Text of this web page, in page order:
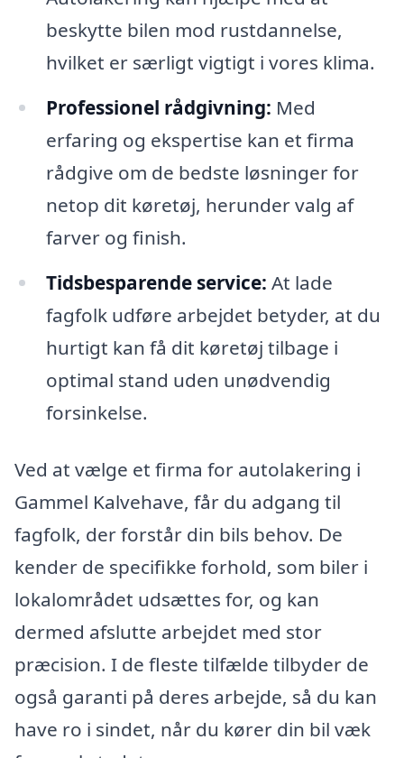
beskytte bilen mod rustdannelse,
hvilket er særligt vigtigt i vores klima.
Professionel rådgivning: Med
erfaring og ekspertise kan et firma
rådgive om de bedste løsninger for
netop dit køretøj, herunder valg af
farver og finish.
Tidsbesparende service: At lade
fagfolk udføre arbejdet betyder, at du
hurtigt kan få dit køretøj tilbage i
optimal stand uden unødvendig
forsinkelse.
Ved at vælge et firma for autolakering i
Gammel Kalvehave, får du adgang til
fagfolk, der forstår din bils behov. De
kender de specifikke forhold, som biler i
lokalområdet udsættes for, og kan
dermed afslutte arbejdet med stor
præcision. I de fleste tilfælde tilbyder de
også garanti på deres arbejde, så du kan
have ro i sindet, når du kører din bil væk